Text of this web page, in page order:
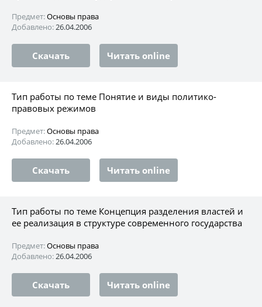
Предмет:Основы права
Добавлено:26.04.2006
Скачать Читать online
Тип работы по теме Понятие и виды политико-
правовых режимов
Предмет:Основы права
Добавлено:26.04.2006
Скачать Читать online
Тип работы по теме Концепция разделения властей и
ее реализация в структуре современного государства
Предмет:Основы права
Добавлено:26.04.2006
Скачать Читать online